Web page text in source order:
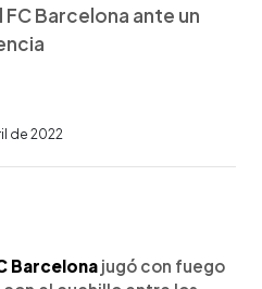
Barcelona ante un
de 2022
Barcelona jugó con fuego